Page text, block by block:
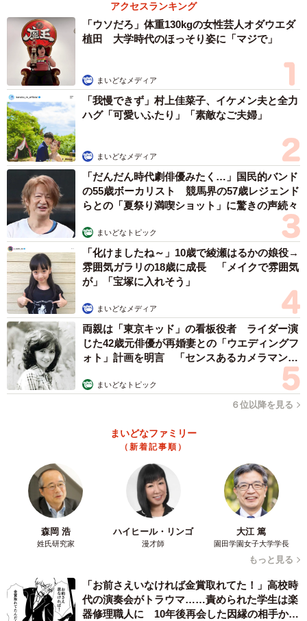
アクセスランキング
「ウソだろ」体重130kgの女性芸人オダウエダ
植田 大学時代のほっそり姿に「マジで」
まいどなメディア
「我慢できず」村上佳菜子、イケメン夫と全力
ハグ「可愛いふたり」「素敵なご夫婦」
まいどなメディア
「だんだん時代劇俳優みたく…」国民的バンド
の55歳ボーカリスト 競馬界の57歳レジェンド
らとの「夏祭り満喫ショット」に驚きの声続々
まいどなトピック
「化けましたね～」10歳で綾瀬はるかの娘役→
雰囲気ガラリの18歳に成長 「メイクで雰囲気
が」「宝塚に入れそう」
まいどなメディア
両親は「東京キッド」の看板役者 ライダー演
じた42歳元俳優が再婚妻との「ウエディングフ
ォト」計画を明言 「センスあるカメラマン求
まいどなトピック
６位以降を見る
まいどなファミリー
（新着記事順）
森岡 浩
姓氏研究家
ハイヒール・リンゴ
漫才師
大江 篤
園田学園女子大学学長
もっと見る
「お前さえいなければ金賞取れてた！」高校時
代の演奏会がトラウマ……責められた学生は楽
器修理職人に 10年後再会した因縁の相手から